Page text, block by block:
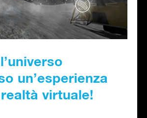
un’esperienza
virtuale!